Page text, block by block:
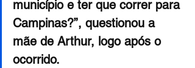
município e ter que correr para
Campinas?”, questionou a
mãe de Arthur, logo após o
ocorrido.